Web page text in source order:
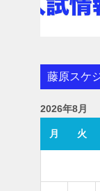
藤原スケ
2026年8月
月 火